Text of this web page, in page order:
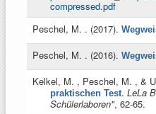
compressed.pdf
Peschel, M. . (2017).
Peschel, M. . (2016).
Kelkel, M. , Peschel, M. , &
praktischen Test. LeLa
Schülerlaboren", 62-65.